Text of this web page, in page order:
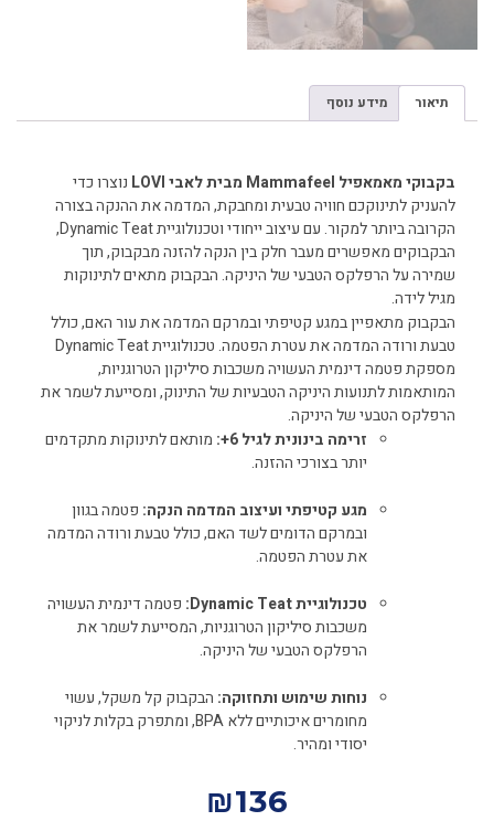
תיאור מידע נוסף
בקבוקי מאמאפיל Mammafeel מבית לאבי LOVI
נוצרו כדי
להעניק לתינוקכם חוויה טבעית ומחבקת, המדמה את ההנקה בצורה
הקרובה ביותר למקור. עם עיצוב ייחודי וטכנולוגיית Dynamic Teat,
הבקבוקים מאפשרים מעבר חלק בין הנקה להזנה מבקבוק, תוך
שמירה על הרפלקס הטבעי של היניקה. הבקבוק מתאים לתינוקות
מגיל לידה.
הבקבוק מתאפיין במגע קטיפתי ובמרקם המדמה את עור האם, כולל
טבעת ורודה המדמה את עטרת הפטמה. טכנולוגיית Dynamic Teat
מספקת פטמה דינמית העשויה משכבות סיליקון הטרוגניות,
המותאמות לתנועות היניקה הטבעיות של התינוק, ומסייעת לשמר את
הרפלקס הטבעי של היניקה.
זרימה בינונית לגיל 6+:
מותאם לתינוקות מתקדמים
יותר בצורכי ההזנה.
מגע קטיפתי ועיצוב המדמה הנקה: פטמה בגוון
ובמרקם הדומים לשד האם, כולל טבעת ורודה המדמה
את עטרת הפטמה.
טכנולוגיית Dynamic Teat:
פטמה דינמית העשויה
משכבות סיליקון הטרוגניות, המסייעת לשמר את
הרפלקס הטבעי של היניקה.
נוחות שימוש ותחזוקה: הבקבוק קל משקל, עשוי
מחומרים איכותיים ללא BPA, ומתפרק בקלות לניקוי
יסודי ומהיר.
₪136